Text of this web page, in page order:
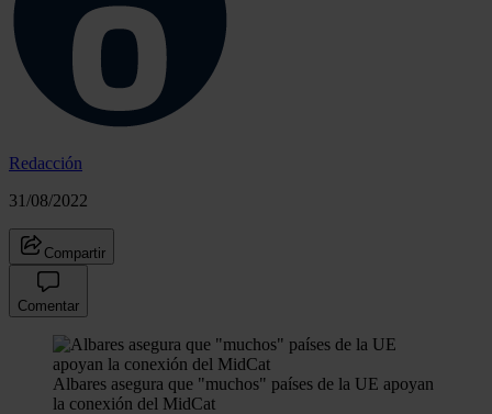
Redacción
31/08/2022
Compartir
Comentar
Albares asegura que "muchos" países de la UE apoyan
la conexión del MidCat